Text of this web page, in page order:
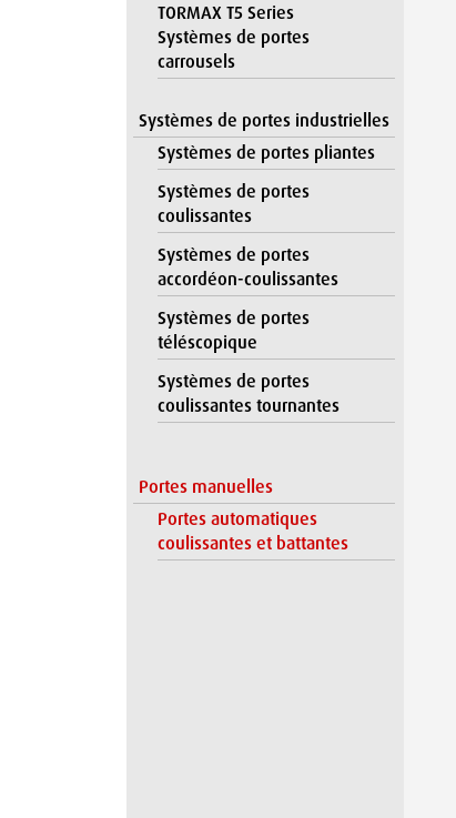
TORMAX T5 Series
Systèmes de portes
carrousels
Systèmes de portes industrielles
Systèmes de portes pliantes
Systèmes de portes
coulissantes
Systèmes de portes
accordéon-coulissantes
Systèmes de portes
téléscopique
Systèmes de portes
coulissantes tournantes
Portes manuelles
Portes automatiques
coulissantes et battantes